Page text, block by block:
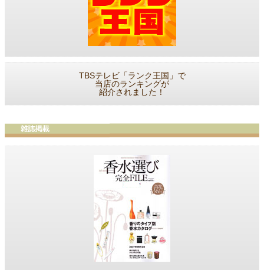
TBSテレビ「ランク王国」で
当店のランキングが
紹介されました！